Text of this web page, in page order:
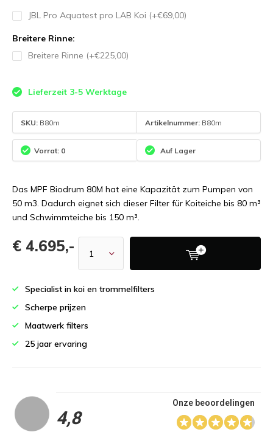
JBL Pro Aquatest pro LAB Koi (+€69,00)
Breitere Rinne:
Breitere Rinne (+€225,00)
Lieferzeit 3-5 Werktage
SKU: B80m Artikelnummer: B80m
Vorrat: 0 Auf Lager
Das MPF Biodrum 80M hat eine Kapazität zum Pumpen von
50 m3. Dadurch eignet sich dieser Filter für Koiteiche bis 80 m³
und Schwimmteiche bis 150 m³.
€ 4.695,-
Specialist in koi en trommelfilters
Scherpe prijzen
Maatwerk filters
25 jaar ervaring
4,8
Onze beoordelingen